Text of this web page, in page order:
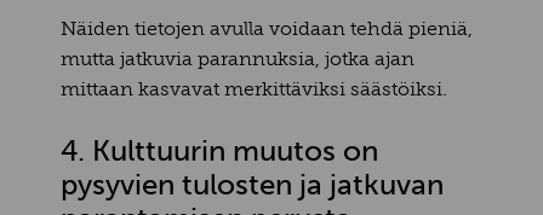
Näiden tietojen avulla voidaan tehdä pieniä,
mutta jatkuvia parannuksia, jotka ajan
mittaan kasvavat merkittäviksi säästöiksi.
4. Kulttuurin muutos on
pysyvien tulosten ja jatkuvan